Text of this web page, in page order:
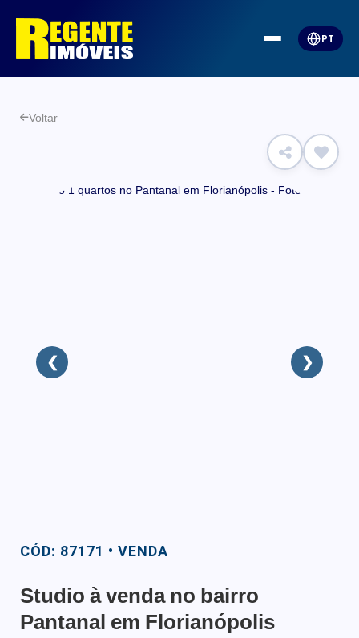
PT
Voltar
❮ ❯
CÓD: 87171 • VENDA
Studio à venda no bairro
Pantanal em Florianópolis